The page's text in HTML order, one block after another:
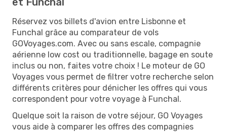
Réservez vos billets d'avion entre Lisbonne et
Funchal grâce au comparateur de vols
GOVoyages.com. Avec ou sans escale, compagnie
aérienne low cost ou traditionnelle, bagage en soute
inclus ou non, faites votre choix ! Le moteur de GO
Voyages vous permet de filtrer votre recherche selon
différents critères pour dénicher les offres qui vous
correspondent pour votre voyage à Funchal.
Quelque soit la raison de votre séjour, GO Voyages
vous aide à comparer les offres des compagnies